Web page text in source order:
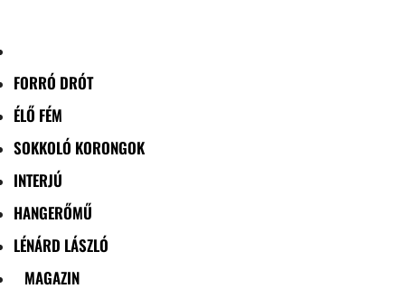
FORRÓ DRÓT
ÉLŐ FÉM
SOKKOLÓ KORONGOK
INTERJÚ
HANGERŐMŰ
LÉNÁRD LÁSZLÓ
MAGAZIN